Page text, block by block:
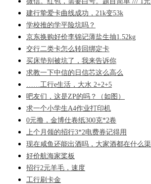
建行挚爱卡曲线成功，21k变53k
学校推的学平险坑吗？
京东换购好价李锦记薄盐生抽1.52kg
交行二类卡怎么转回绑定卡
买床垫别被坑了，我来告诉你
求教一下中信的日信芯这么高么
……工行e生活，大水 2+2+5
吧友们，这是ZP的吗？（如图）
求一个小学生A4作业打印机
0元撸，金博仕卷纸300克*2卷
上个月领的招行3*2电费券记得用
现在咸鱼还能出酒吗，大家酒都在什么
好价航海家桨板
招行2元羊毛，速度
工行刷卡金